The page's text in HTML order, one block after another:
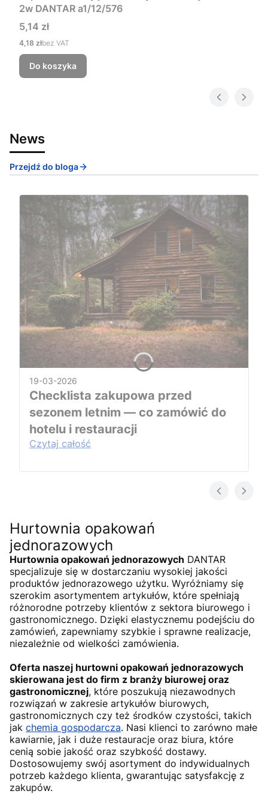
2w DANTAR a1/12/576
Cena
5,14 zł
Cena
4,18 złbez VAT
Do koszyka
News
Przejdź do bloga
19-03-2026
Checklista zakupowa przed
sezonem letnim — co zamówić do
hotelu i restauracji
Czytaj całość
Hurtownia opakowań
jednorazowych
Hurtownia opakowań jednorazowych DANTAR
specjalizuje się w dostarczaniu wysokiej jakości
produktów jednorazowego użytku. Wyróżniamy się
szerokim asortymentem artykułów, które spełniają
różnorodne potrzeby klientów z sektora biurowego i
gastronomicznego. Dzięki elastycznemu podejściu do
zamówień, zapewniamy szybkie i sprawne realizacje,
niezależnie od wielkości zamówienia.
Oferta naszej hurtowni opakowań jednorazowych
skierowana jest do firm z branży biurowej oraz
gastronomicznej, które poszukują niezawodnych
rozwiązań w zakresie artykułów biurowych,
gastronomicznych czy też środków czystości, takich
jak chemia gospodarcza. Nasi klienci to zarówno małe
kawiarnie, jak i duże restauracje oraz biura, które
cenią sobie jakość oraz szybkość dostawy.
Dostosowujemy swój asortyment do indywidualnych
potrzeb każdego klienta, gwarantując satysfakcję z
zakupów.